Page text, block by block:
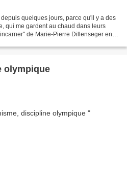
quelques jours, parce qu'il y a des
qui me gardent au chaud dans leurs
de Marie-Pierre Dillenseger en
olympique